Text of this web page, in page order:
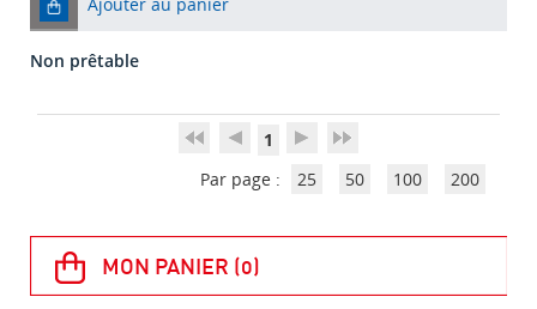
Non prêtable
1
Par page :
25 50 100 200